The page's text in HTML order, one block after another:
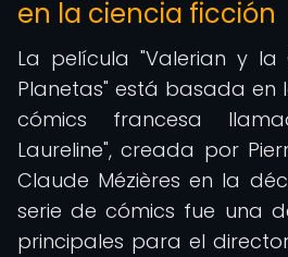
en la ciencia ficción
La película "Valerian y la
Planetas" está basada en
cómics francesa
Laureline", creada por
Claude Mézières en la
serie de cómics fue una
principales para el